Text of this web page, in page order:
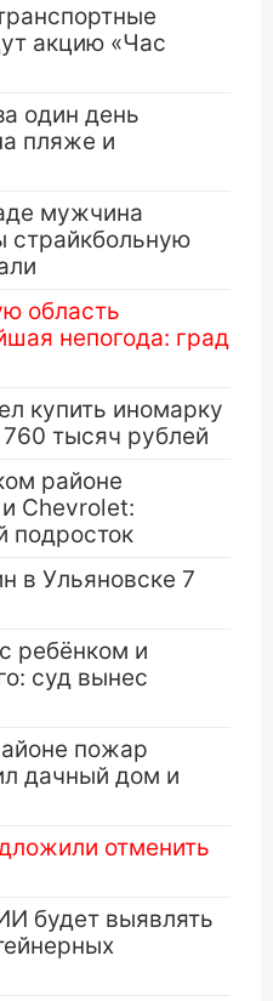
акцию «Час
один день
пляже и
мужчина
страйкбольную
область
непогода: град
купить иномарку
тысяч рублей
районе
Chevrolet:
подросток
в Ульяновске 7
ребёнком и
суд вынес
пожар
дачный дом и
отменить
будет выявлять